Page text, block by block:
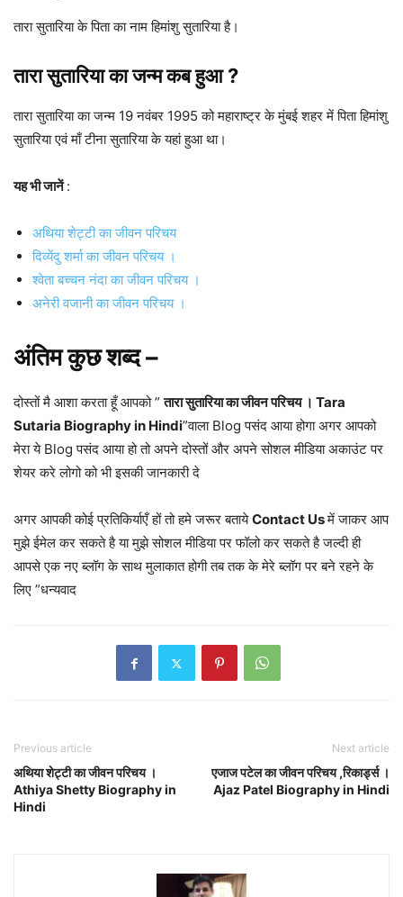
तारा सुतारिया के पिता का नाम हिमांशु सुतारिया है।
तारा सुतारिया का जन्म कब हुआ ?
तारा सुतारिया का जन्म 19 नवंबर 1995 को महाराष्ट्र के मुंबई शहर में पिता हिमांशु
सुतारिया एवं माँ टीना सुतारिया के यहां हुआ था।
यह भी जानें:
अथिया शेट्टी का जीवन परिचय
दिव्येंदु शर्मा का जीवन परिचय ।
श्वेता बच्चन नंदा का जीवन परिचय ।
अनेरी वजानी का जीवन परिचय ।
अंतिम कुछ शब्द –
दोस्तों मै आशा करता हूँ आपको ”तारा सुतारिया का जीवन परिचय । Tara
Sutaria Biography in Hindi”वाला Blog पसंद आया होगा अगर आपको
मेरा ये Blog पसंद आया हो तो अपने दोस्तों और अपने सोशल मीडिया अकाउंट पर
शेयर करे लोगो को भी इसकी जानकारी दे
अगर आपकी कोई प्रतिकिर्याएँ हों तो हमे जरूर बतायेContact Usमें जाकर आप
मुझे ईमेल कर सकते है या मुझे सोशल मीडिया पर फॉलो कर सकते है जल्दी ही
आपसे एक नए ब्लॉग के साथ मुलाकात होगी तब तक के मेरे ब्लॉग पर बने रहने के
लिए ”धन्यवाद
Previous article
अथिया शेट्टी का जीवन परिचय ।
Athiya Shetty Biography in
Hindi
Next article
एजाज पटेल का जीवन परिचय ,रिकार्ड्स ।
Ajaz Patel Biography in Hindi